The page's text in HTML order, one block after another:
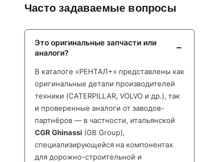
Часто задаваемые вопросы
Это оригинальные запчасти или
аналоги?
В каталоге «РЕНТАЛ+» представлены как
оригинальные детали производителей
техники (CATERPILLAR, VOLVO и др.), так
и проверенные аналоги от заводов-
партнёров — в частности, итальянской
CGR Ghinassi (GB Group),
специализирующейся на компонентах
для дорожно-строительной и